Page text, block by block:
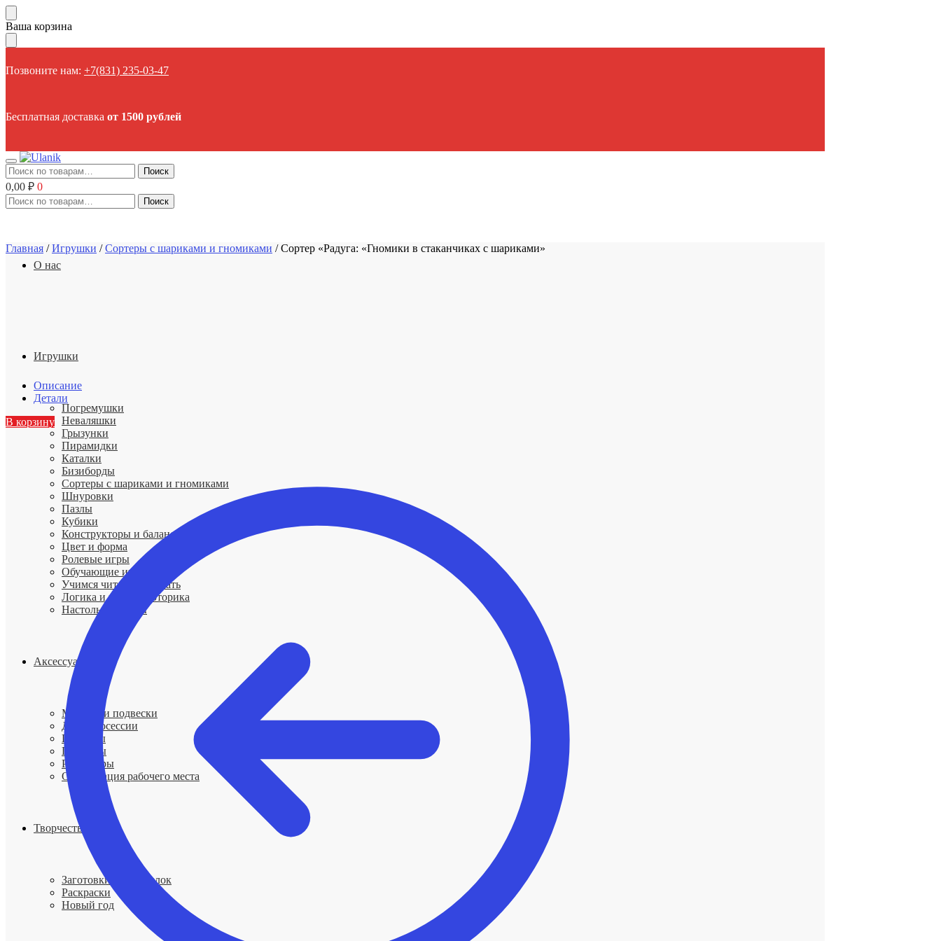
Пропустить
навигацию
Перейти
к
содержанию
Ваша корзина
Позвоните нам: +7(831) 235-03-47
Бесплатная доставка от 1500 рублей
Искать: Поиск
0,00 ₽ 0
Искать:
Поиск
О нас
Игрушки
Погремушки
Неваляшки
Грызунки
Пирамидки
Каталки
Бизиборды
Сортеры с шариками и гномиками
Шнуровки
Пазлы
Кубики
Конструкторы и балансиры
Цвет и форма
Ролевые игры
Обучающие игры
Учимся читать и считать
Логика и мелкая моторика
Настольные игры
Аксессуары
Мобили и подвески
Для фотосессии
Подносы
Пинцеты
Ростомеры
Организация рабочего места
Творчество
Заготовки для поделок
Раскраски
Новый год
Главная /Игрушки /Сортеры с шариками и гномиками /Сортер «Радуга: «Гномики в стаканчиках с шариками»
Описание
Детали
В корзину